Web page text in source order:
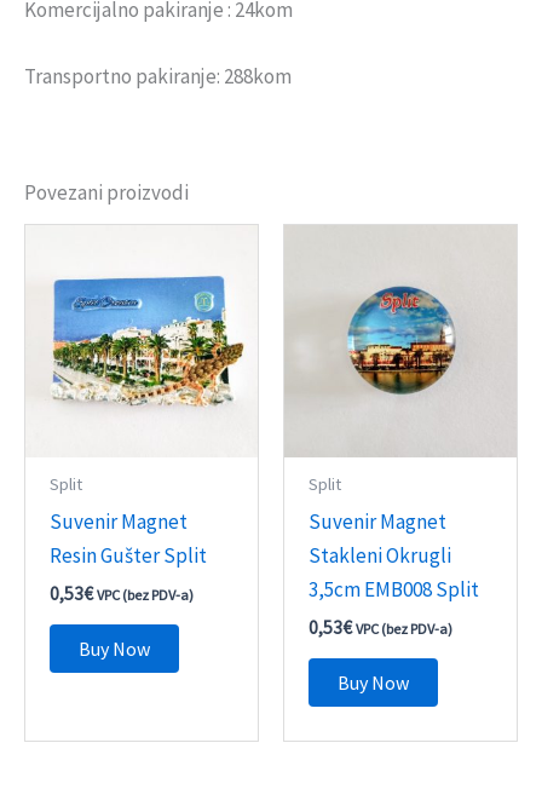
Komercijalno pakiranje : 24kom
Transportno pakiranje: 288kom
Povezani proizvodi
Split
Suvenir Magnet
Resin Gušter Split
0,53€ VPC (bez PDV-a)
Buy Now
Split
Suvenir Magnet
Stakleni Okrugli
3,5cm EMB008 Split
0,53€ VPC (bez PDV-a)
Buy Now